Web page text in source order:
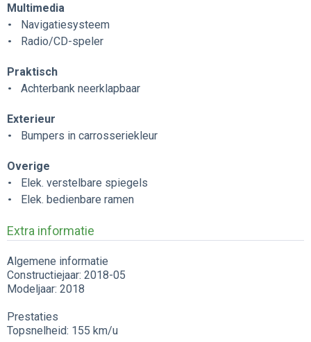
Multimedia
Navigatiesysteem
Radio/CD-speler
Praktisch
Achterbank neerklapbaar
Exterieur
Bumpers in carrosseriekleur
Overige
Elek. verstelbare spiegels
Elek. bedienbare ramen
Extra informatie
Algemene informatie
Constructiejaar: 2018-05
Modeljaar: 2018
Prestaties
Topsnelheid: 155 km/u